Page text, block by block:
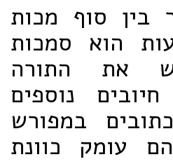
סוף מכות
הוא סמכות
את התורה
נוספים
במפורש
עומק כוונת